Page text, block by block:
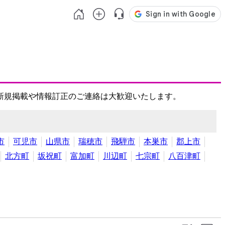
掲載や情報訂正のご連絡は大歓迎いたします。
可児市 山県市 瑞穂市 飛騨市 本巣市
郡上市
北方町 坂祝町 富加町 川辺町 七宗町
八百津町